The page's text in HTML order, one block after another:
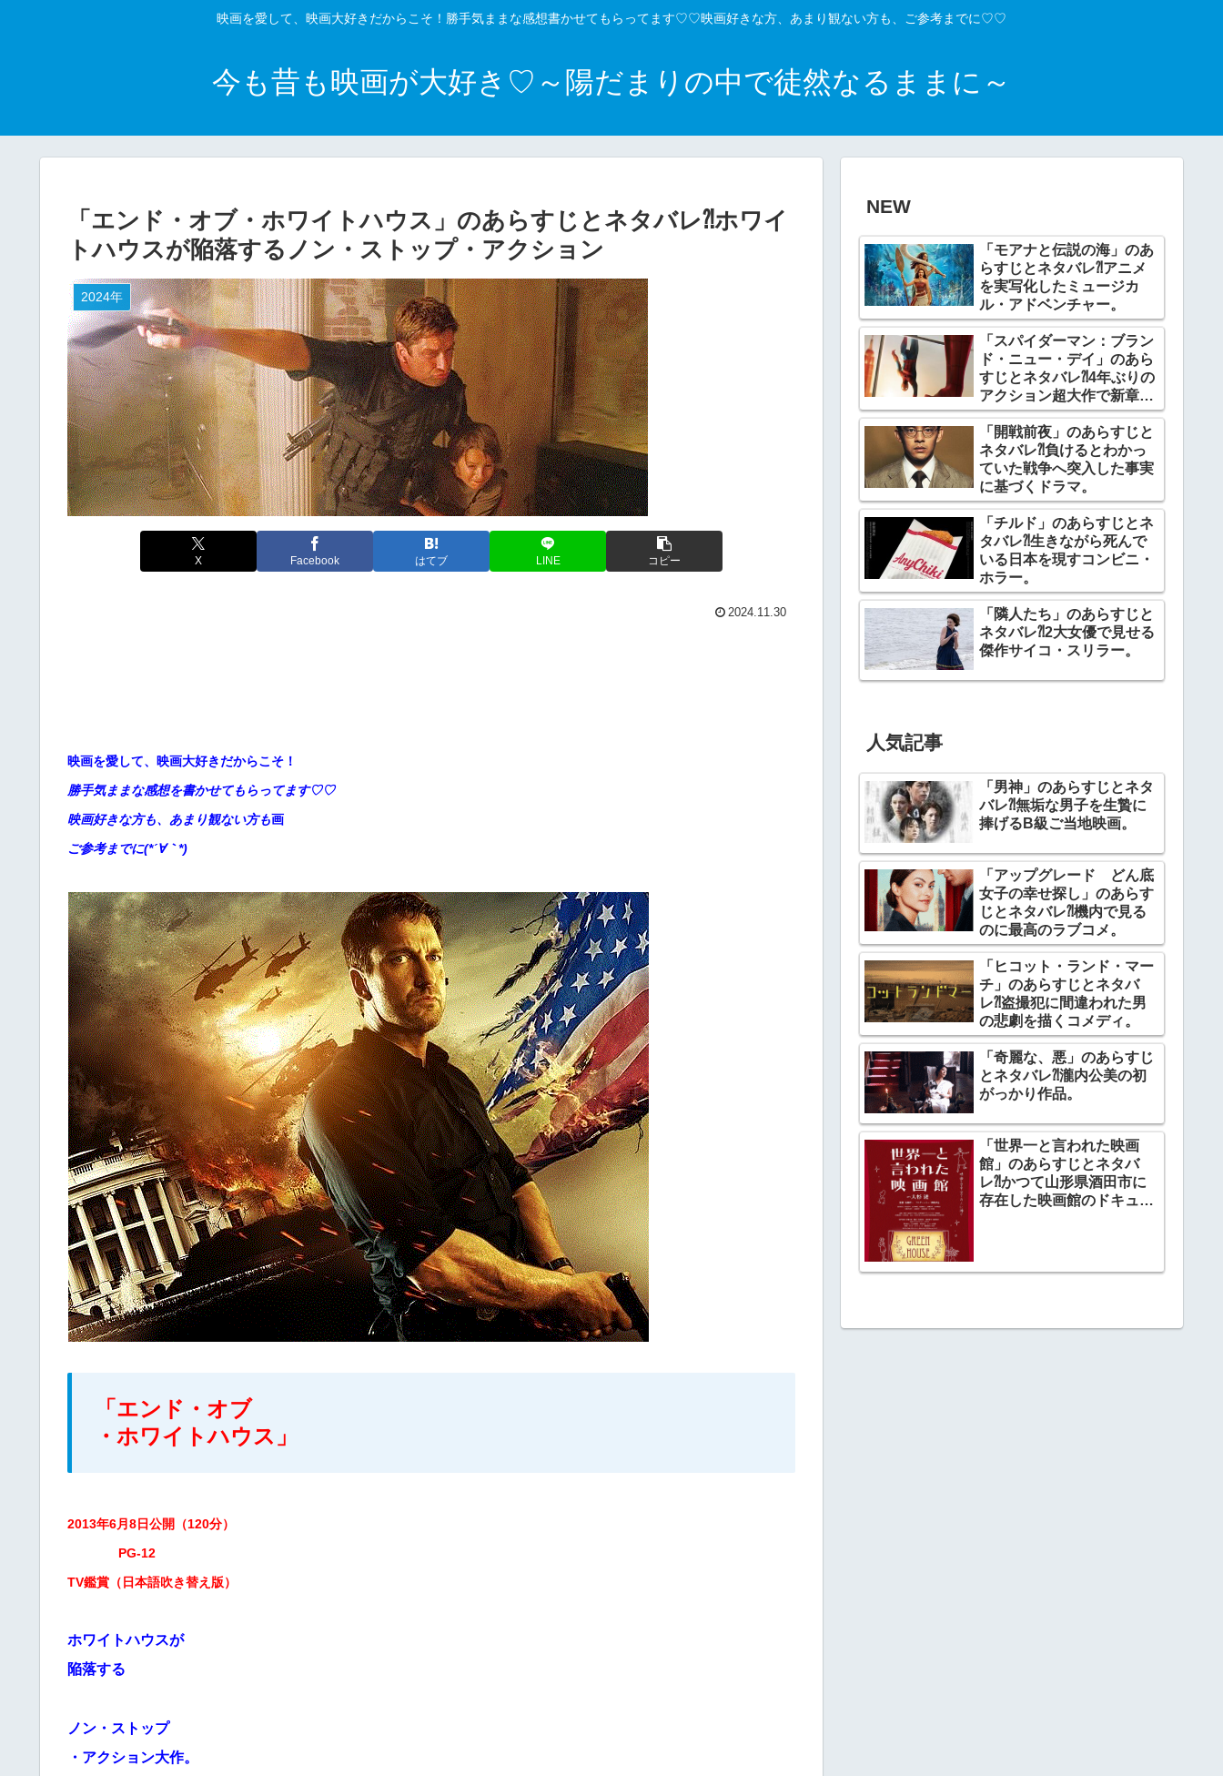
映画を愛して、映画大好きだからこそ！勝手気ままな感想書かせてもらってます♡♡映画好きな方、あまり観ない方も、ご参考までに♡♡
今も昔も映画が大好き♡～陽だまりの中で徒然なるままに～
「エンド・オブ・ホワイトハウス」のあらすじとネタバレ⁈ホワイ
トハウスが陥落するノン・ストップ・アクション
2024年
X Facebook はてブ LINE コピー
2024.11.30
映画を愛して、映画大好きだからこそ！
勝手気ままな感想を書かせてもらってます♡♡
映画好きな方も、あまり観ない方も画
ご参考までに(*´∀｀*)
「エンド・オブ
・ホワイトハウス」
2013年6月8日公開（120分）
PG-12
TV鑑賞（日本語吹き替え版）
ホワイトハウスが
陥落する
ノン・ストップ
・アクション大作。
NEW
「モアナと伝説の海」のあ
らすじとネタバレ⁈アニメ
を実写化したミュージカ
ル・アドベンチャー。
「スパイダーマン：ブラン
ド・ニュー・デイ」のあら
すじとネタバレ⁈4年ぶりの
アクション超大作で新章開
幕。
「開戦前夜」のあらすじと
ネタバレ⁈負けるとわかっ
ていた戦争へ突入した事実
に基づくドラマ。
「チルド」のあらすじとネ
タバレ⁈生きながら死んで
いる日本を現すコンビニ・
ホラー。
「隣人たち」のあらすじと
ネタバレ⁈2大女優で見せる
傑作サイコ・スリラー。
人気記事
「男神」のあらすじとネタ
バレ⁈無垢な男子を生贄に
捧げるB級ご当地映画。
「アップグレード どん底
女子の幸せ探し」のあらす
じとネタバレ⁈機内で見る
のに最高のラブコメ。
「ヒコット・ランド・マー
チ」のあらすじとネタバ
レ⁈盗撮犯に間違われた男
の悲劇を描くコメディ。
「奇麗な、悪」のあらすじ
とネタバレ⁈瀧内公美の初
がっかり作品。
「世界一と言われた映画
館」のあらすじとネタバ
レ⁈かつて山形県酒田市に
存在した映画館のドキュメ